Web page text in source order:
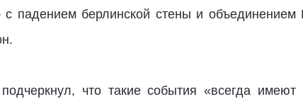
с падением берлинской стены и
что такие события «всегда имеют